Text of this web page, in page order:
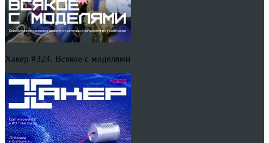
Хакер #324. Всякое с моделями